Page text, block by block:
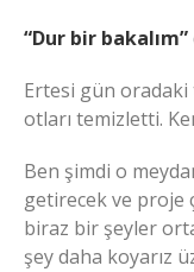
“Dur bir bakalım”
Ertesi gün oradaki
otları temizletti.
Ben şimdi o
getirecek ve proje
biraz bir şeyler
şey daha koyarız